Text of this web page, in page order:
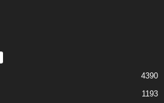
4390
1193